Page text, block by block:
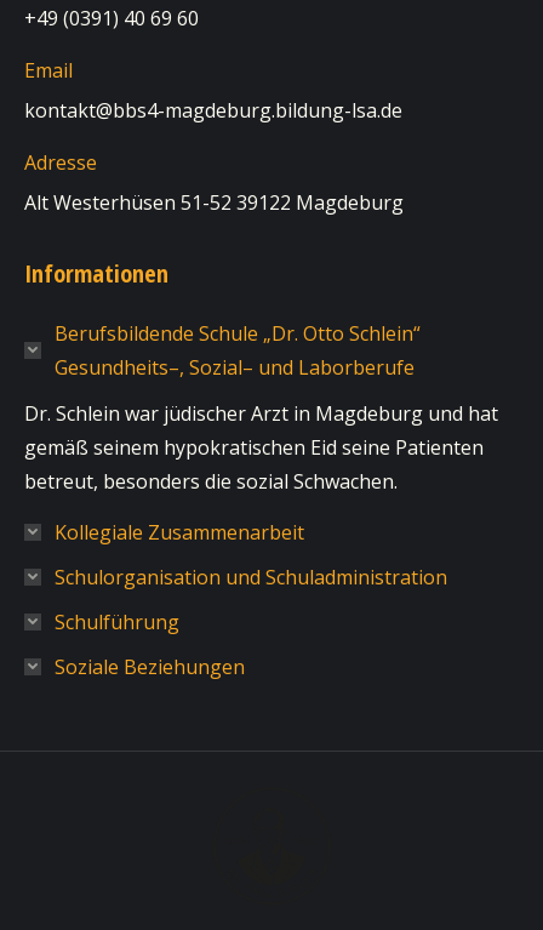
+49 (0391) 40 69 60
Email
kontakt@bbs4-magdeburg.bildung-lsa.de
Adresse
Alt Westerhüsen 51-52 39122 Magdeburg
Informationen
Berufsbildende Schule „Dr. Otto Schlein“
Gesundheits–, Sozial– und Laborberufe
Dr. Schlein war jüdischer Arzt in Magdeburg und hat
gemäß seinem hypokratischen Eid seine Patienten
betreut, besonders die sozial Schwachen.
Kollegiale Zusammenarbeit
Schulorganisation und Schuladministration
Schulführung
Soziale Beziehungen